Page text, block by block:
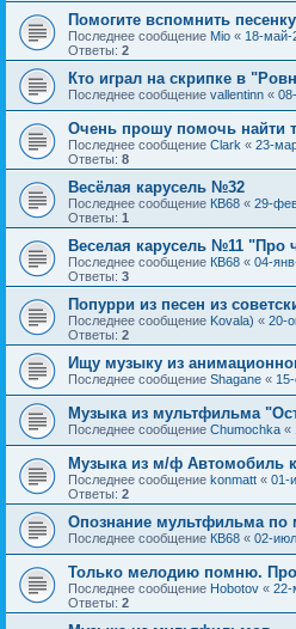
Помогите вспомнить
Последнее сообщение Mio « 18-май-
Ответы: 2
Кто играл на скрипке в
Последнее сообщение vallentinn «
Очень прошу помочь найти
Последнее сообщение Clark « 23-
Ответы: 8
Весёлая карусель №32
Последнее сообщение КВ68 « 29-
Ответы: 1
Веселая карусель №11 "Про
Последнее сообщение КВ68 « 04-
Ответы: 3
Попурри из песен из
Последнее сообщение Kovala) « 20-
Ответы: 2
Ищу музыку из
Последнее сообщение Shagane «
Музыка из мультфильма
Последнее сообщение Chumochka «
Музыка из м/ф Автомобиль
Последнее сообщение konmatt « 01-
Ответы: 2
Опознание мультфильма по
Последнее сообщение КВ68 « 02-
Только мелодию помню. Про
Последнее сообщение Hobotov « 22-
Ответы: 2